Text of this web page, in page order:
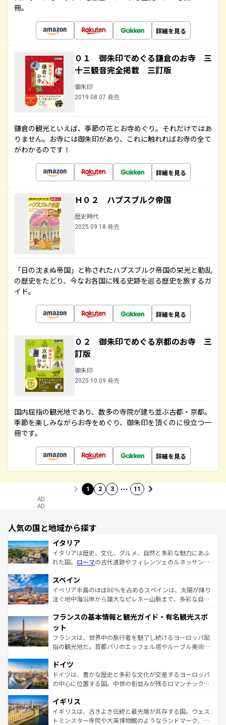
冊。
詳細を見る
０１ 御朱印でめぐる鎌倉のお寺 三
十三観音完全掲載 三訂版
御朱印
2019.08.07 発売
鎌倉の観光といえば、季節の花とお寺めぐり。それだけではあ
りません。お寺には御朱印があり、これに触れればお寺の全て
がわかるのです！
詳細を見る
Ｈ０２ ハプスブルク帝国
歴史時代
2025.09.18 発売
「日の沈まぬ帝国」と称されたハプスブルク帝国の栄光と動乱
の歴史をたどり、今なお各国に残る史跡を巡る歴史を旅するガ
イド。
詳細を見る
０２ 御朱印でめぐる京都のお寺 三
訂版
御朱印
2025.10.09 発売
国内屈指の観光地であり、数多の寺院が建ち並ぶ古都・京都。
季節を楽しみながらお寺をめぐり、御朱印を頂くのに役立つ一
冊です。
詳細を見る
1 2 3 … 11
AD
AD
人気の国と地域から探す
イタリア
イタリアは歴史、文化、グルメ、自然と多彩な魅力にあふ
れた国。 ローマの古代遺跡やフィレンツェのルネッサンス
ろん、トスカーナの美しい田園風景やアマルフィ海岸の絶
景など、自然景観も見逃せない。観光の合間には、本場の
ピザやパスタなど、絶品のイタリア料理を堪能することも
ませてくれるイタリアで、忘れられない旅をしてみよう！
なお、新着のイタリア情報は
しい。
スペイン
イベリア半島のほぼ80％を占めるスペインは、太陽が降り
注ぐ地中海沿岸から雄大なピレネー山脈まで、多彩な自然
文化が根付くこの国では、情熱的なフラメンコ、熱気あふ
れる闘牛、そして美味しいタパスが生活の一部となってい
る。首都マドリードの洗練された雰囲気や、バルセロナの
アートに溢れた街角から、地方では古代ローマ遺跡や中世
せる。地方によって風土や気候が異なるスペインはその個
性で訪れる人を魅了する。 なお、新着のスペイン情報は コ
ンテンツ一覧を参照してほしい。
フランスの基本情報と観光ガイド・有名観光スポ
ット
フランスは、世界中の旅行者を魅了し続けるヨーロッパ屈
指の観光地だ。首都パリのエッフェル塔やルーブル美術館
で、幅広い魅力が詰まっている。華麗な宮殿、歴史的な大
聖堂、美しいビーチ、そして豊かな自然が、訪れる者を心
から魅了する。また、フランスは美食の国としても知ら
いる。シャンパンの発祥地であるランス、プロヴァンスの
香り高いラベンダー畑など、多彩な楽しみ方が可能だ。さ
らに、パリ以外の地域にも魅力が溢れており、どの街角に
ドイツ
ドイツは、豊かな歴史と多彩な文化が交差するヨーロッパ
の中心に位置する国。中世の街並みが残るロマンチック街
顔を持つこの国は、どこを歩いても飽きることがない。ベ
ルリンの文化的活気、バイエルン州のアルプスの絶景、そ
してライン川沿いのワイン畑といった風景は必見。ビール
イギリス
イギリスは、古きよき伝統と最先端が共存する国。ウェス
トミンスター寺院や大英博物館のようなランドマーク、歴